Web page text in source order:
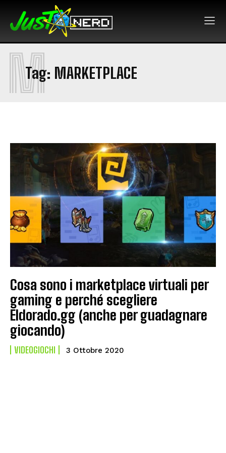
Tag: MARKETPLACE
M
Cosa sono i marketplace virtuali per
gaming e perché scegliere
Eldorado.gg (anche per guadagnare
giocando)
VIDEOGIOCHI 3 Ottobre 2020